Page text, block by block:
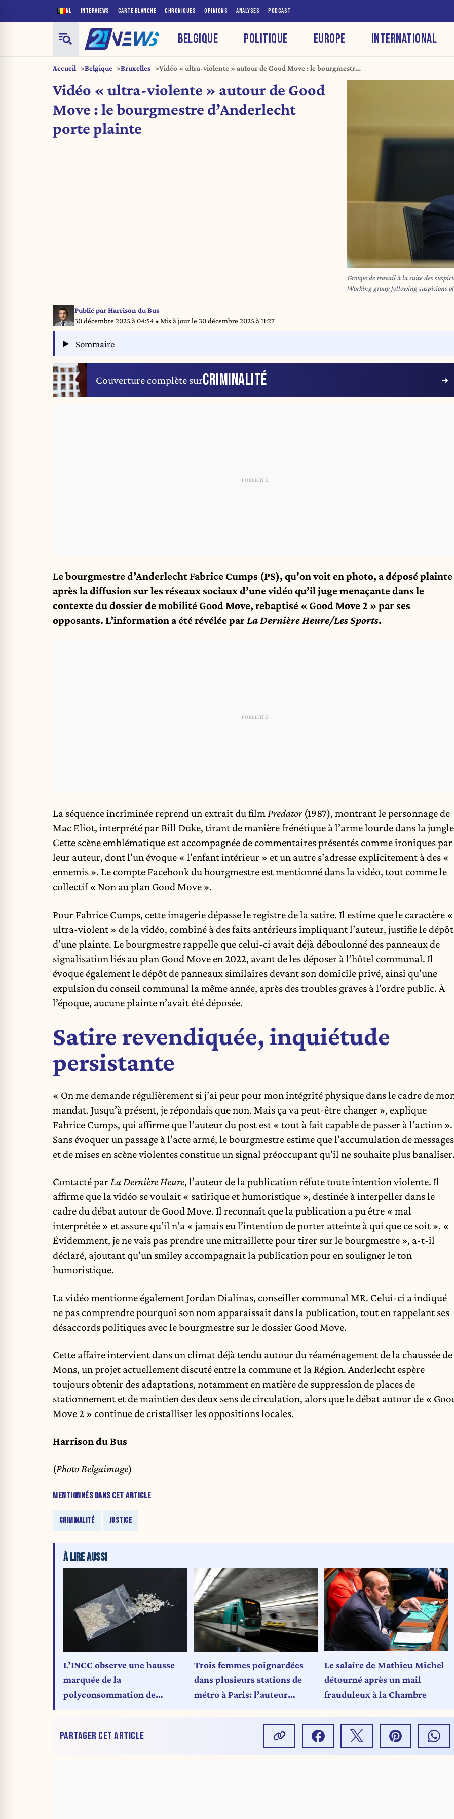
NL INTERVIEWS CARTE BLANCHE CHRONIQUES OPINIONS ANALYSES PODCAST
BELGIQUE POLITIQUE EUROPE INTERNATIONAL
Accueil Belgique Bruxelles
Vidéo « ultra-violente » autour de Good Move : le bourgmestre
Vidéo « ultra-violente » autour de Good
Move : le bourgmestre d’Anderlecht
porte plainte
Groupe de travail à la suite des
Publié parHarrison du Bus
30 décembre 2025 à 04:54 • Mis à jour le 30 décembre 2025 à 11:27
Sommaire
Couverture complète surCRIMINALITÉ
Le bourgmestre d’Anderlecht Fabrice Cumps (PS), qu'on voit en photo, a déposé plainte
après la diffusion sur les réseaux sociaux d’une vidéo qu’il juge menaçante dans le
contexte du dossier de mobilité Good Move, rebaptisé « Good Move 2 » par ses
opposants. L’information a été révélée parLa Dernière Heure/Les Sports.
La séquence incriminée reprend un extrait du filmPredator(1987), montrant le personnage de
Mac Eliot, interprété par Bill Duke, tirant de manière frénétique à l’arme lourde dans la
Cette scène emblématique est accompagnée de commentaires présentés comme ironiques par
leur auteur, dont l’un évoque « l’enfant intérieur » et un autre s’adresse explicitement à des «
ennemis ». Le compte Facebook du bourgmestre est mentionné dans la vidéo, tout comme le
collectif « Non au plan Good Move ».
Pour Fabrice Cumps, cette imagerie dépasse le registre de la satire. Il estime que le caractère «
ultra-violent » de la vidéo, combiné à des faits antérieurs impliquant l’auteur, justifie le dépôt
d’une plainte. Le bourgmestre rappelle que celui-ci avait déjà déboulonné des panneaux de
signalisation liés au plan Good Move en 2022, avant de les déposer à l’hôtel communal. Il
évoque également le dépôt de panneaux similaires devant son domicile privé, ainsi qu’une
expulsion du conseil communal la même année, après des troubles graves à l’ordre public. À
l’époque, aucune plainte n’avait été déposée.
Satire revendiquée, inquiétude
persistante
« On me demande régulièrement si j’ai peur pour mon intégrité physique dans le cadre de
mandat. Jusqu’à présent, je répondais que non. Mais ça va peut-être changer », explique
Fabrice Cumps, qui affirme que l’auteur du post est « tout à fait capable de passer à l’action ».
Sans évoquer un passage à l’acte armé, le bourgmestre estime que l’accumulation de messages
et de mises en scène violentes constitue un signal préoccupant qu’il ne souhaite plus
Contacté par La Dernière Heure, l’auteur de la publication réfute toute intention violente. Il
affirme que la vidéo se voulait « satirique et humoristique », destinée à interpeller dans le
cadre du débat autour de Good Move. Il reconnaît que la publication a pu être « mal
interprétée » et assure qu’il n’a « jamais eu l’intention de porter atteinte à qui que ce soit ». «
Évidemment, je ne vais pas prendre une mitraillette pour tirer sur le bourgmestre », a-t-il
déclaré, ajoutant qu’un smiley accompagnait la publication pour en souligner le ton
humoristique.
La vidéo mentionne également Jordan Dialinas, conseiller communal MR. Celui-ci a indiqué
ne pas comprendre pourquoi son nom apparaissait dans la publication, tout en rappelant ses
désaccords politiques avec le bourgmestre sur le dossier Good Move.
Cette affaire intervient dans un climat déjà tendu autour du réaménagement de la chaussée de
Mons, un projet actuellement discuté entre la commune et la Région. Anderlecht espère
toujours obtenir des adaptations, notamment en matière de suppression de places de
stationnement et de maintien des deux sens de circulation, alors que le débat autour de «
Move 2 » continue de cristalliser les oppositions locales.
Harrison du Bus
(Photo Belgaimage)
MENTIONNÉS DANS CET ARTICLE
CRIMINALITÉ JUSTICE
À LIRE AUSSI
L’INCC observe une hausse
marquée de la
polyconsommation de
Trois femmes poignardées
dans plusieurs stations de
métro à Paris: l’auteur
Le salaire de Mathieu Michel
détourné après un mail
frauduleux à la Chambre
PARTAGER CET ARTICLE